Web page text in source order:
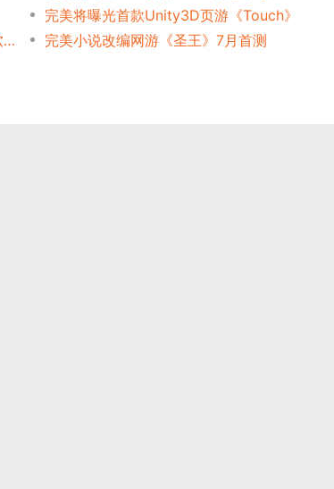
完美将曝光首款Unity3D页游《Touch》
完美任命羊东为新公司独立董事 现任软银赛富合伙人
完美小说改编网游《圣王》7月首测